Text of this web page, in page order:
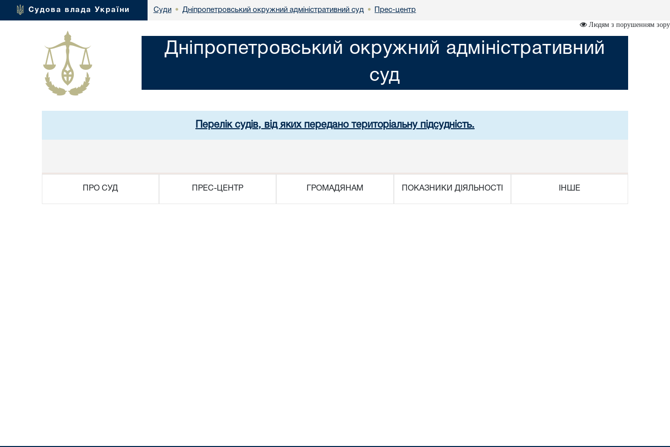
Судова влада України Суди • Дніпропетровський окружний адміністративний суд • Прес-центр
Людям з порушенням зору
Дніпропетровський окружний адміністративний
суд
Перелік судів, від яких передано територіальну підсудність.
ПРО СУД ПРЕС-ЦЕНТР ГРОМАДЯНАМ ПОКАЗНИКИ ДІЯЛЬНОСТІ ІНШЕ